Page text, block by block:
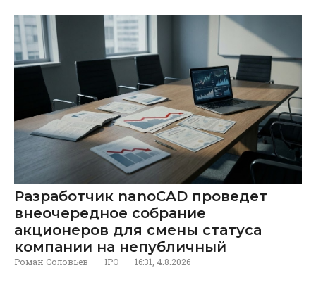
Разработчик nanoCAD проведет
внеочередное собрание
акционеров для смены статуса
компании на непубличный
Роман Соловьев · IPO · 16:31, 4.8.2026